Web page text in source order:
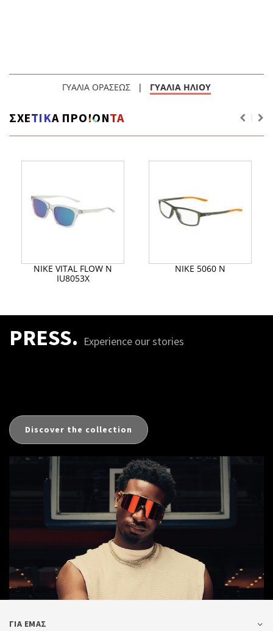
ΓΥΑΛΙΑ ΟΡΑΣΕΩΣ | ΓΥΑΛΙΑ ΗΛΙΟΥ
ΣΧΕΤΙΚΑ ΠΡΟΙΟΝΤΑ
NIKE VITAL FLOW N
IU8053X
NIKE 5060 N
PRESS. Experience our stories
Discover the collection
ΓΙΑ ΕΜΑΣ